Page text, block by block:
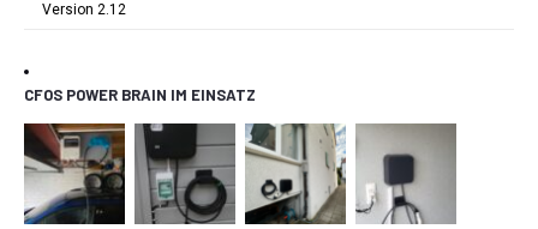
Version 2.12
CFOS POWER BRAIN IM EINSATZ